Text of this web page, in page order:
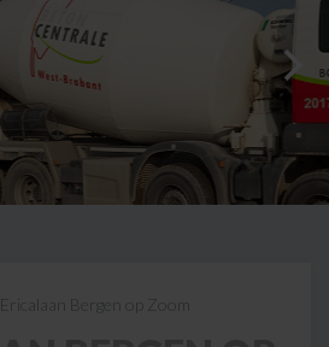
Ericalaan Bergen op Zoom